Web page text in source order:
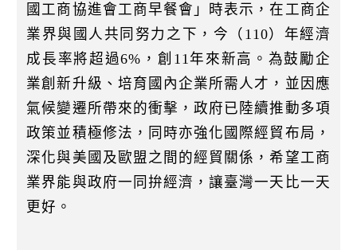
國工商協進會工商早餐會」時表示，在工商企
業界與國人共同努力之下，今（110）年經濟
成長率將超過6%，創11年來新高。為鼓勵企
業創新升級、培育國內企業所需人才，並因應
氣候變遷所帶來的衝擊，政府已陸續推動多項
政策並積極修法，同時亦強化國際經貿布局，
深化與美國及歐盟之間的經貿關係，希望工商
業界能與政府一同拚經濟，讓臺灣一天比一天
更好。